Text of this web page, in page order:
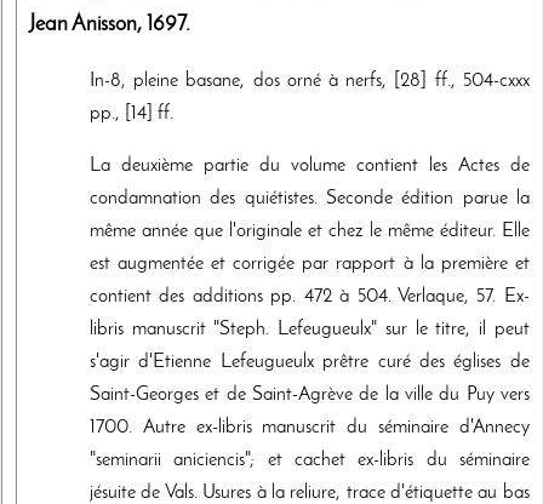
Jean Anisson, 1697.
In-8, pleine basane, dos orné à nerfs, [28] ff., 504-cxxx
pp., [14] ff.
La deuxième partie du volume contient les Actes de
condamnation des quiétistes. Seconde édition parue la
même année que l'originale et chez le même éditeur. Elle
est augmentée et corrigée par rapport à la première et
contient des additions pp. 472 à 504. Verlaque, 57. Ex-
libris manuscrit "Steph. Lefeugueulx" sur le titre, il peut
s'agir d'Etienne Lefeugueulx prêtre curé des églises de
Saint-Georges et de Saint-Agrève de la ville du Puy vers
1700. Autre ex-libris manuscrit du séminaire d'Annecy
"seminarii aniciencis"; et cachet ex-libris du séminaire
jésuite de Vals. Usures à la reliure, trace d'étiquette au bas